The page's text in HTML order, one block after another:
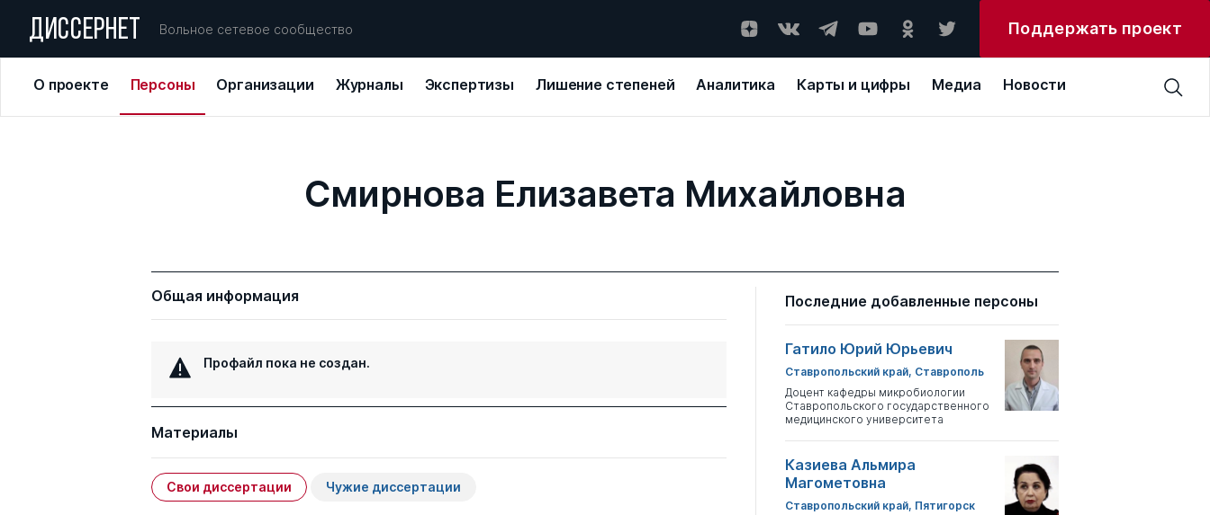
ДИССЕРНЕТ Вольное сетевое сообщество Поддержать проект
О проекте Персоны Организации Журналы Экспертизы Лишение степеней Аналитика Карты и цифры Медиа Новости
Смирнова Елизавета Михайловна
Общая информация
Профайл пока не создан.
Материалы
Свои диссертации Чужие диссертации
Последние добавленные персоны
Гатило Юрий Юрьевич
Ставропольский край, Ставрополь
Доцент кафедры микробиологии
Ставропольского государственного
медицинского университета
Казиева Альмира
Магометовна
Ставропольский край, Пятигорск